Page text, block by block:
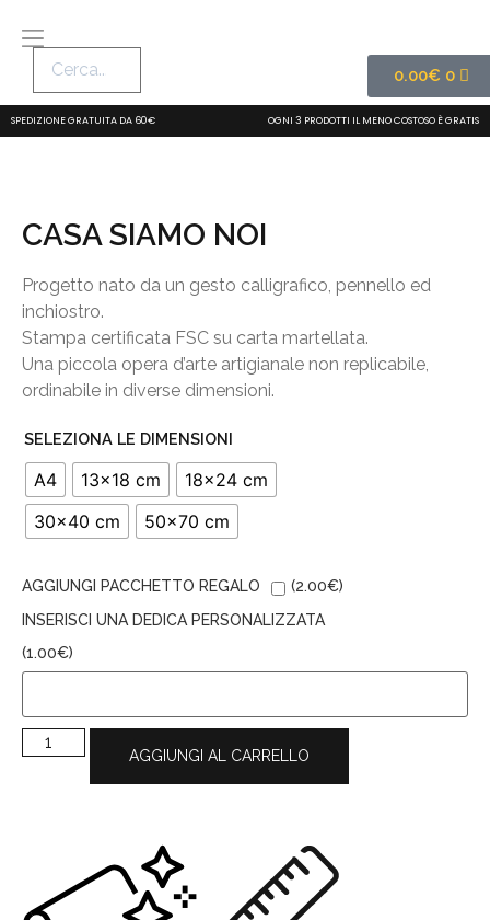
0.00€ 0
SPEDIZIONE GRATUITA DA 60€ OGNI 3 PRODOTTI IL MENO COSTOSO È GRATIS
CASA SIAMO NOI
Progetto nato da un gesto calligrafico, pennello ed
inchiostro.
Stampa certificata FSC su carta martellata.
Una piccola opera d’arte artigianale non replicabile,
ordinabile in diverse dimensioni.
SELEZIONA LE DIMENSIONI
A4 13x18 cm
18x24 cm
30x40 cm
50x70 cm
AGGIUNGI PACCHETTO REGALO (2.00€)
INSERISCI UNA DEDICA PERSONALIZZATA
(1.00€)
AGGIUNGI AL CARRELLO